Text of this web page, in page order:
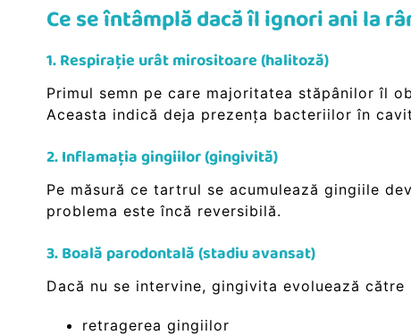
Ce se întâmplă dacă îl ignori ani la
1. Respirație urât mirositoare (halitoză)
Primul semn pe care majoritatea stăpânilor îl
Aceasta indică deja prezența bacteriilor în
2. Inflamația gingiilor (gingivită)
Pe măsură ce tartrul se acumulează gingiile
problema este încă reversibilă.
3. Boală parodontală (stadiu avansat)
Dacă nu se intervine, gingivita evoluează către
retragerea gingiilor